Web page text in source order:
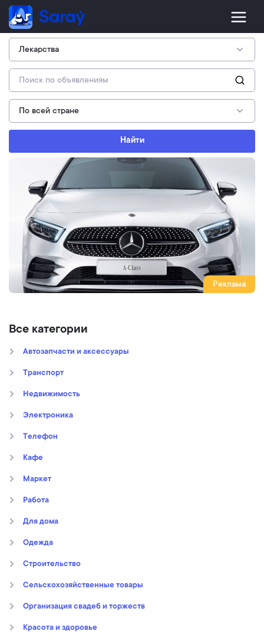
Найти
Реклама
Все категории
Автозапчасти и аксессуары
Транспорт
Недвижимость
Электроника
Телефон
Кафе
Маркет
Работа
Для дома
Oдежда
Строительство
Сельскохозяйственные товары
Организация свадеб и торжеств
Kрасота и здоровье